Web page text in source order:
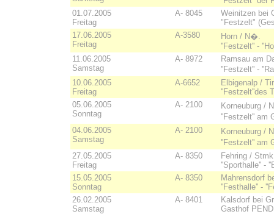
01.07.2005
Freitag
A- 8045
Weinitzen bei
"Festzelt"
17.06.2005
Freitag
A-3580
Horn / N�.
''Festzelt'' -
11.06.2005
Samstag
A- 8972
Ramsau am
''Festzelt'' -
10.06.2005
Freitag
A-6652
Elbigenalp /
''Festzelt''des
05.06.2005
Sonntag
A- 2100
Korneuburg /
''Festzelt'' am
04.06.2005
Samstag
A- 2100
Korneuburg /
''Festzelt'' am
27.05.2005
Freitag
A- 8350
Fehring /
''Sporthalle'' -
15.05.2005
Sonntag
A- 8350
Mahrensdorf
''Festhalle'' -
26.02.2005
Samstag
A- 8401
Kalsdorf bei
Gasthof